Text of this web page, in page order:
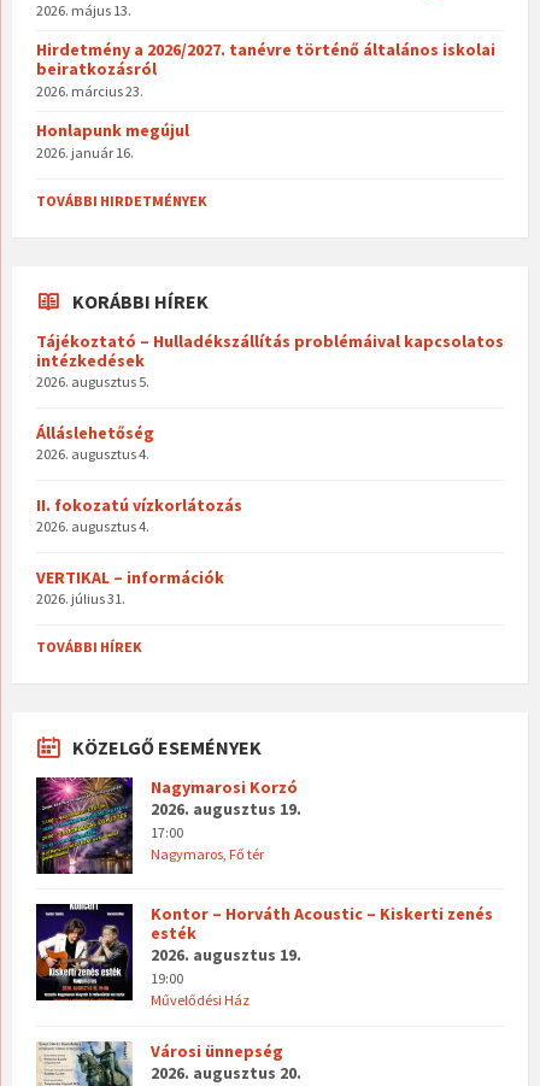
2026. május 13.
Hirdetmény a 2026/2027. tanévre történő általános iskolai
beiratkozásról
2026. március 23.
Honlapunk megújul
2026. január 16.
TOVÁBBI HIRDETMÉNYEK
KORÁBBI HÍREK
Tájékoztató – Hulladékszállítás problémáival kapcsolatos
intézkedések
2026. augusztus 5.
Álláslehetőség
2026. augusztus 4.
II. fokozatú vízkorlátozás
2026. augusztus 4.
VERTIKAL – információk
2026. július 31.
TOVÁBBI HÍREK
KÖZELGŐ ESEMÉNYEK
Nagymarosi Korzó
2026. augusztus 19.
17:00
Nagymaros, Fő tér
Kontor – Horváth Acoustic – Kiskerti zenés
esték
2026. augusztus 19.
19:00
Művelődési Ház
Városi ünnepség
2026. augusztus 20.